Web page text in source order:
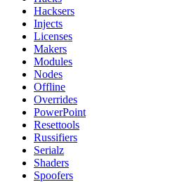
Hacksers
Injects
Licenses
Makers
Modules
Nodes
Offline
Overrides
PowerPoint
Resettools
Russifiers
Serialz
Shaders
Spoofers